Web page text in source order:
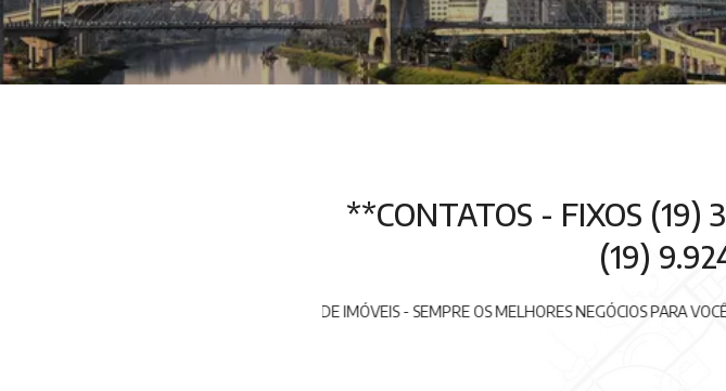
**CONTATOS - FIXOS
(19)
E ADMINISTRAÇÃO DE IMÓVEIS - SEMPRE OS MELHORES NEGÓCIOS PARA VOCÊ**